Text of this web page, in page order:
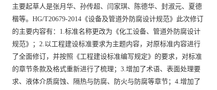
主要起草人是张月华、孙传超、闫家琪、陈德华、封淑元、夏德
楷等。HG/T20679-2014《设备及管道外防腐设计规范》此次修订
的主要内容有：1.标准名称更改为《化工设备、管道外防腐设计
规范》；2.以工程建设标准要求为主题内容，对原标准内容进行
了全面修订，并按照《工程建设标准编写规定》的要求，对标准
的章节条款及格式重新进行了梳理；3.增加了术语、表面处理要
求、液体介质腐蚀、隔热与防腐、防火与防腐等章节；4.增加了